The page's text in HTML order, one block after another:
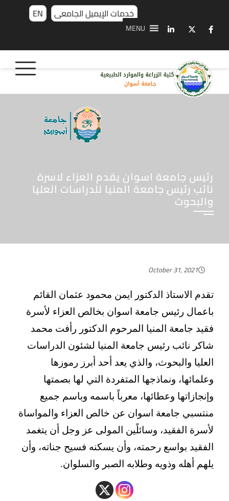
EN خدمات الإيميل الجامعى
MENU
رئيس جامعة اسوان يقدم العزاء لاسرة
نائب رئيس جامعة المنيا للدراسات العليا
والبحوث
October 31, 2021
تقدم الاستاذ الدكتور ايمن محمود عثمان القائم
باعمال رئيس جامعة اسوان بخالص العزاء لأسرة
فقيد جامعة المنيا المرحوم الدكتور رأفت محمد
شاكر نائب رئيس جامعة المنيا لشئون الدراسات
العليا والبحوث، والذي يعد أحد أبرز رموزها
وعلمائها، ونماذجها المتفردة التي لها بصمتها
وإنجازاتها وعطائها، معرباً باسمه وباسم جميع
منتسبي جامعة اسوان عن خالص العزاء والمواساة
لأسرة الفقيد، وسائلًين المولى عز وجل أن يتغمد
الفقيد بواسع رحمته، وأن يسكنه فسيح جناته، وأن
يلهم أهله وذويه وطلابه الصبر والسلوان.